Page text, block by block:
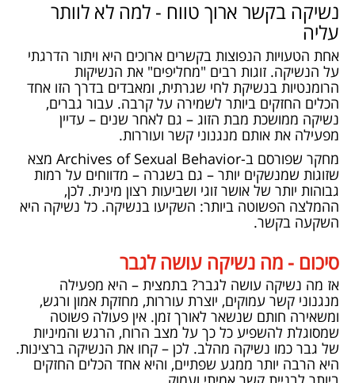
נשיקה בקשר ארוך טווח - למה לא לוותר
עליה
אחת הטעויות הנפוצות בקשרים ארוכים היא ויתור הדרגתי
על הנשיקה. זוגות רבים "מחליפים" את הנשיקות
הרומנטיות בנשיקת לחי שגרתית, ומאבדים בדרך הזו אחד
הכלים החזקים ביותר לשמירה על קרבה. עבור גברים,
נשיקה ממושכת מבת הזוג – גם לאחר שנים – עדיין
מפעילה את אותם מנגנוני קשר ועוררות.
מחקר שפורסם ב-Archives of Sexual Behavior מצא
שזוגות שמנשקים יותר – גם בשגרה – מדווחים על רמות
גבוהות יותר של אושר זוגי ושביעות רצון מינית. לכן,
ההמלצה הפשוטה ביותר: השקיעו בנשיקה. כל נשיקה היא
השקעה בקשר.
סיכום - מה נשיקה עושה לגבר
אז מה נשיקה עושה לגבר? בתמצית – היא מפעילה
מנגנוני קשר עמוקים, יוצרת עוררות, מחזקת אמון ורגש,
ומשאירה חותם שנשאר לאורך זמן. אין פעולה פשוטה
שמסוגלת להשפיע כל כך על מצב הרוח, הרגש והמיניות
של גבר כמו נשיקה מהלב. לכן – קחו את הנשיקה ברצינות.
היא הרבה יותר ממגע שפתיים, והיא אחד הכלים החזקים